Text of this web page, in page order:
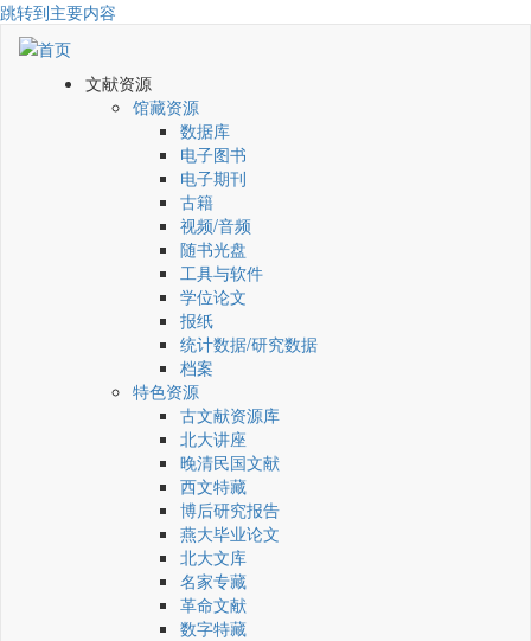
跳转到主要内容
文献资源
馆藏资源
数据库
电子图书
电子期刊
古籍
视频/音频
随书光盘
工具与软件
学位论文
报纸
统计数据/研究数据
档案
特色资源
古文献资源库
北大讲座
晚清民国文献
西文特藏
博后研究报告
燕大毕业论文
北大文库
名家专藏
革命文献
数字特藏